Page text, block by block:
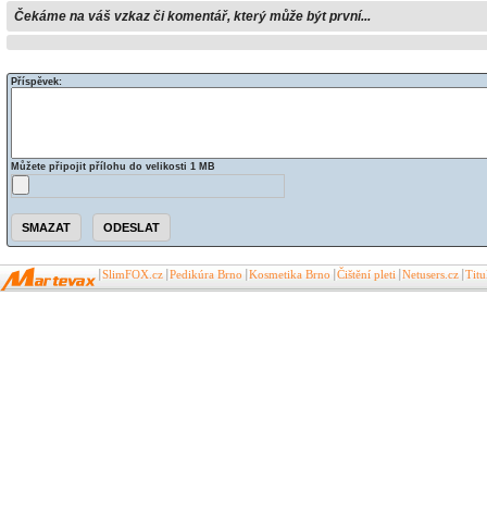
Čekáme na váš vzkaz či komentář, který může být první...
Příspěvek:
Můžete připojit přílohu do velikosti 1 MB
SlimFOX.cz Pedikúra Brno Kosmetika Brno Čištění pleti Netusers.cz